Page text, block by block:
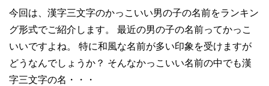
今回は、漢字三文字のかっこいい男の子の名前をランキン
グ形式でご紹介します。 最近の男の子の名前ってかっこ
いいですよね。 特に和風な名前が多い印象を受けますが
どうなんでしょうか？ そんなかっこいい名前の中でも漢
字三文字の名・・・